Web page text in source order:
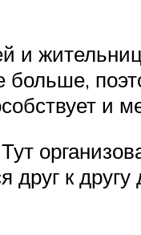
и
и
к